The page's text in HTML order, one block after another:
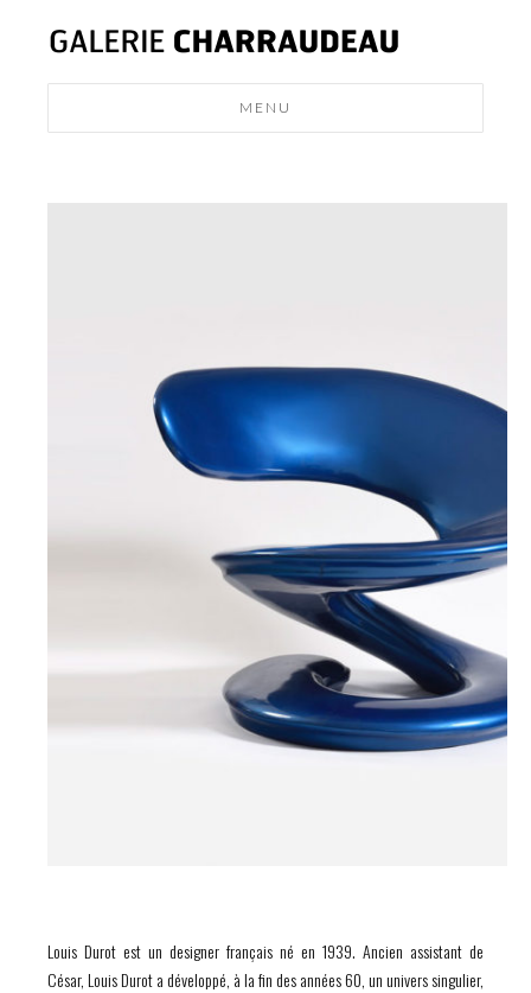
MENU
Louis Durot est un designer français né en 1939. Ancien assistant de
César, Louis Durot a développé, à la fin des années 60, un univers singulier,